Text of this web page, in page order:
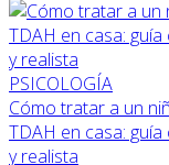
PSICOLOGÍA
Cómo tratar a un
TDAH en casa:
y realista